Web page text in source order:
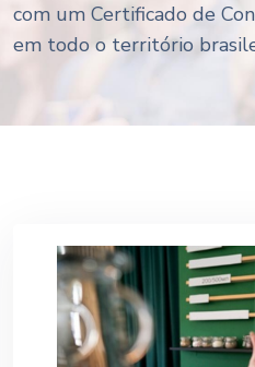
com um Certificado de
em todo o território